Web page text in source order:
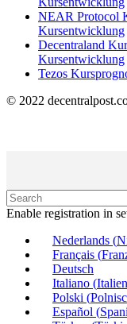
NEAR Protocol
Kursentwicklung
Decentraland
Kursentwicklung
Tezos
© 2022
Enable registration in
Nederlands (
Français (
Deutsch
Italiano (
Polski (
Español (